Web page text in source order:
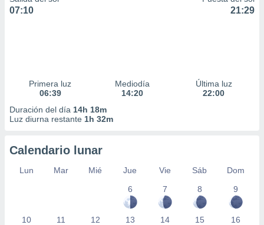
07:10 21:29
Primera luz
06:39
Mediodía
14:20
Última luz
22:00
Duración del día 14h 18m
Luz diurna restante 1h 32m
Calendario lunar
Lun Mar Mié Jue Vie Sáb
Dom
6
7 8 9
10 11 12 13 14 15 16